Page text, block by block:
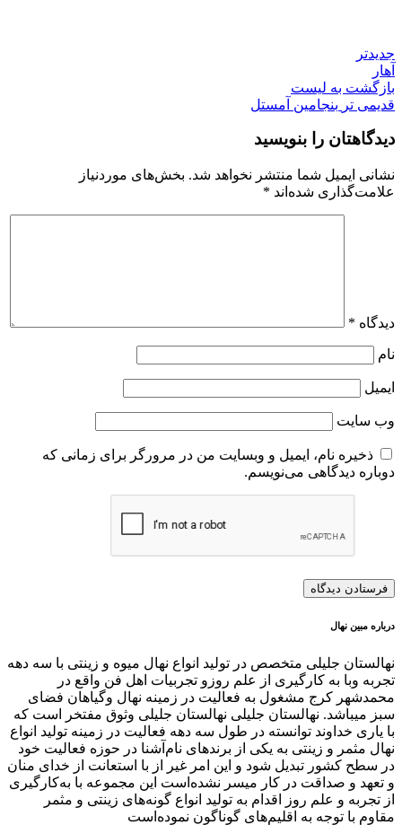
جدیدتر
آهار
بازگشت به لیست
قدیمی تر بنجامین آمستل
دیدگاهتان را بنویسید
نشانی ایمیل شما منتشر نخواهد شد. بخش‌های موردنیاز
علامت‌گذاری شده‌اند *
دیدگاه *
نام
ایمیل
وب‌ سایت
ذخیره نام، ایمیل و وبسایت من در مرورگر برای زمانی که
دوباره دیدگاهی می‌نویسم.
درباره مبین نهال
نهالستان جلیلی متخصص در تولید انواع نهال میوه و زینتی با سه دهه
تجربه وبا به کارگیری از علم روزو تجربیات اهل فن واقع در
محمدشهر کرج مشغول به فعالیت در زمینه نهال وگیاهان فضای
سبز میباشد. نهالستان جلیلی نهالستان جلیلی وثوق مفتخر است که
با یاری خداوند توانسته در طول سه دهه فعالیت در زمینه تولید انواع
نهال مثمر و زینتی به یکی از برندهای نام‌آشنا در حوزه فعالیت خود
در سطح کشور تبدیل شود و این امر غیر از با استعانت از خدای منان
و تعهد و صداقت در کار میسر نشده‌است این مجموعه با به‌کارگیری
از تجربه و علم روز اقدام به تولید انواع گونه‌های زینتی و مثمر
مقاوم با توجه به اقلیم‌های گوناگون نموده‌است